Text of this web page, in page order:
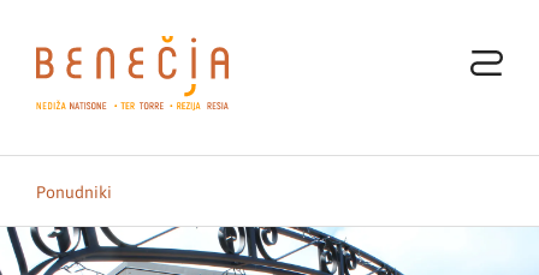
Ponudniki